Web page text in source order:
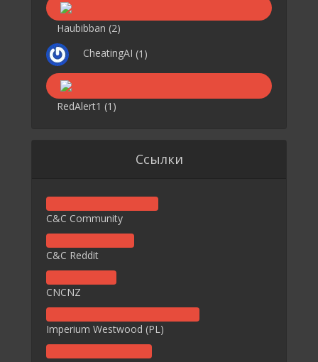
Haubibban (2)
CheatingAI (1)
RedAlert1 (1)
Ссылки
C&C Community
C&C Reddit
CNCNZ
Imperium Westwood (PL)